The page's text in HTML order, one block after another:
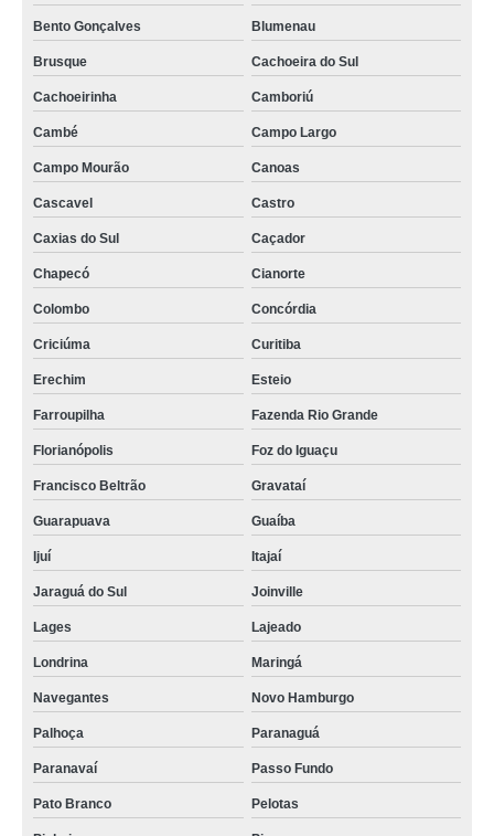
Bento Gonçalves Blumenau
Brusque Cachoeira do Sul
Cachoeirinha Camboriú
Cambé Campo Largo
Campo Mourão Canoas
Cascavel Castro
Caxias do Sul Caçador
Chapecó Cianorte
Colombo Concórdia
Criciúma Curitiba
Erechim Esteio
Farroupilha Fazenda Rio Grande
Florianópolis Foz do Iguaçu
Francisco Beltrão Gravataí
Guarapuava Guaíba
Ijuí Itajaí
Jaraguá do Sul Joinville
Lages Lajeado
Londrina Maringá
Navegantes Novo Hamburgo
Palhoça Paranaguá
Paranavaí Passo Fundo
Pato Branco Pelotas